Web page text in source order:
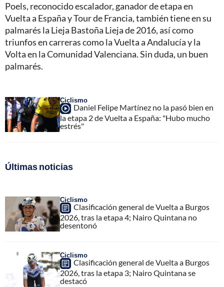
Poels, reconocido escalador, ganador de etapa en
Vuelta a España y Tour de Francia, también tiene en su
palmarés la Lieja Bastoña Lieja de 2016, así como
triunfos en carreras como la Vuelta a Andalucía y la
Volta en la Comunidad Valenciana. Sin duda, un buen
palmarés.
Ciclismo
Daniel Felipe Martínez no la pasó bien en
la etapa 2 de Vuelta a España: "Hubo mucho
estrés"
Últimas noticias
Ciclismo
Clasificación general de Vuelta a Burgos
2026, tras la etapa 4; Nairo Quintana no
desentonó
Ciclismo
Clasificación general de Vuelta a Burgos
2026, tras la etapa 3; Nairo Quintana se
destacó